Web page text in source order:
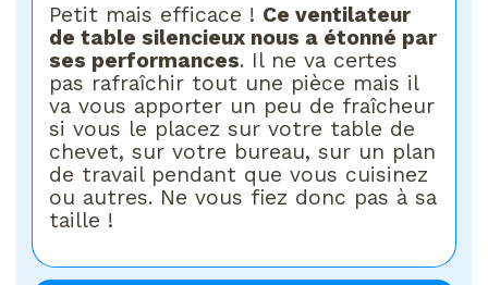
Petit mais efficace ! Ce ventilateur
de table silencieux nous a étonné par
ses performances. Il ne va certes
pas rafraîchir tout une pièce mais il
va vous apporter un peu de fraîcheur
si vous le placez sur votre table de
chevet, sur votre bureau, sur un plan
de travail pendant que vous cuisinez
ou autres. Ne vous fiez donc pas à sa
taille !